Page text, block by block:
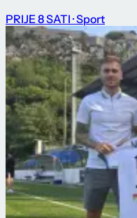
PRIJE 8 SATI · Sport